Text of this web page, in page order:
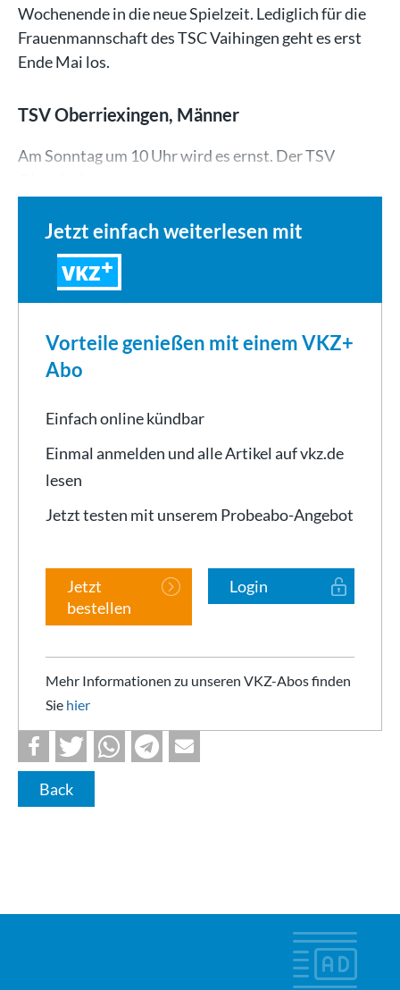
Wochenende in die neue Spielzeit. Lediglich für die
Frauenmannschaft des TSC Vaihingen geht es erst
Ende Mai los.
TSV Oberriexingen, Männer
Am Sonntag um 10 Uhr wird es ernst. Der TSV
Jetzt einfach weiterlesen mit
VKZ
Vorteile genießen mit einem VKZ+
Abo
Einfach online kündbar
Einmal anmelden und alle Artikel auf vkz.de
lesen
Jetzt testen mit unserem Probeabo-Angebot
Jetzt
bestellen
Login
Mehr Informationen zu unseren VKZ-Abos finden
Sie hier
Back